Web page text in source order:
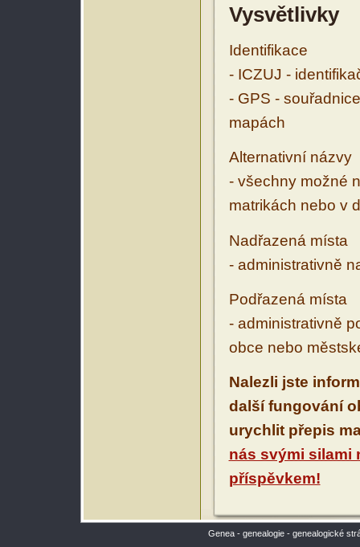
Vysvětlivky
Identifikace
- ICZUJ -
- GPS -
mapách
Alternativní názvy
- všechny možné
matrikách nebo v
Nadřazená místa
- administrativně
Podřazená místa
- administrativně
obce nebo
Nalezli jste
další fungování
urychlit přepis
nás svými silami
příspěvkem!
Genea - genealogie - genealogické